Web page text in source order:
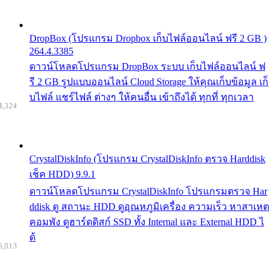
DropBox (โปรแกรม Dropbox เก็บไฟล์ออนไลน์ ฟรี 2 GB )
264.4.3385
ดาวน์โหลดโปรแกรม DropBox ระบบ เก็บไฟล์ออนไลน์ ฟ
รี 2 GB รูปแบบออนไลน์ Cloud Storage ให้คุณเก็บข้อมูล เก็
บไฟล์ แชร์ไฟล์ ต่างๆ ให้คนอื่น เข้าถึงได้ ทุกที่ ทุกเวลา
CrystalDiskInfo (โปรแกรม CrystalDiskInfo ตรวจ Harddisk
เช็ค HDD) 9.9.1
ดาวน์โหลดโปรแกรม CrystalDiskInfo โปรแกรมตรวจ Har
ddisk ดู สถานะ HDD ดูอุณหภูมิเครื่อง ความเร็ว หาสาเหต
คอมพัง ดูฮาร์ดดิสก์ SSD ทั้ง Internal และ External HDD ไ
ด้